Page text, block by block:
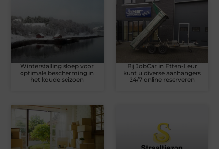
Winterstalling sloep voor
optimale bescherming in
het koude seizoen
Bij JobCar in Etten-Leur
kunt u diverse aanhangers
24/7 online reserveren